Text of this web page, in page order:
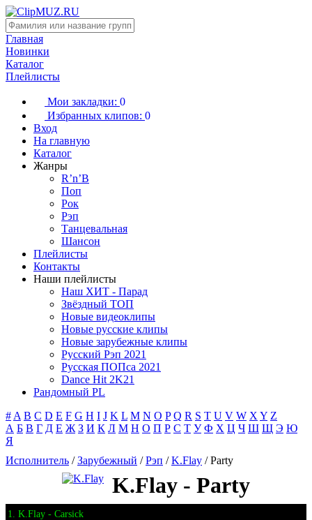
Главная
Новинки
Каталог
Плейлисты
Мои закладки: 0
Избранных клипов: 0
Вход
На главную
Каталог
Жанры
R’n’B
Поп
Рок
Рэп
Танцевальная
Шансон
Плейлисты
Контакты
Наши плейлисты
Наш ХИТ - Парад
Звёздный ТОП
Новые видеоклипы
Новые русские клипы
Новые зарубежные клипы
Русский Рэп 2021
Русская ПОПса 2021
Dance Hit 2K21
Рандомный PL
# A B C D E F G H I J K L M N O P Q R S T U V W X Y Z
А Б В Г Д Е Ж З И К Л М Н О П Р С Т У Ф Х Ц Ч Ш Щ Э Ю
Я
Исполнитель /Зарубежный /Рэп /K.Flay / Party
K.Flay - Party
1. K.Flay - Carsick